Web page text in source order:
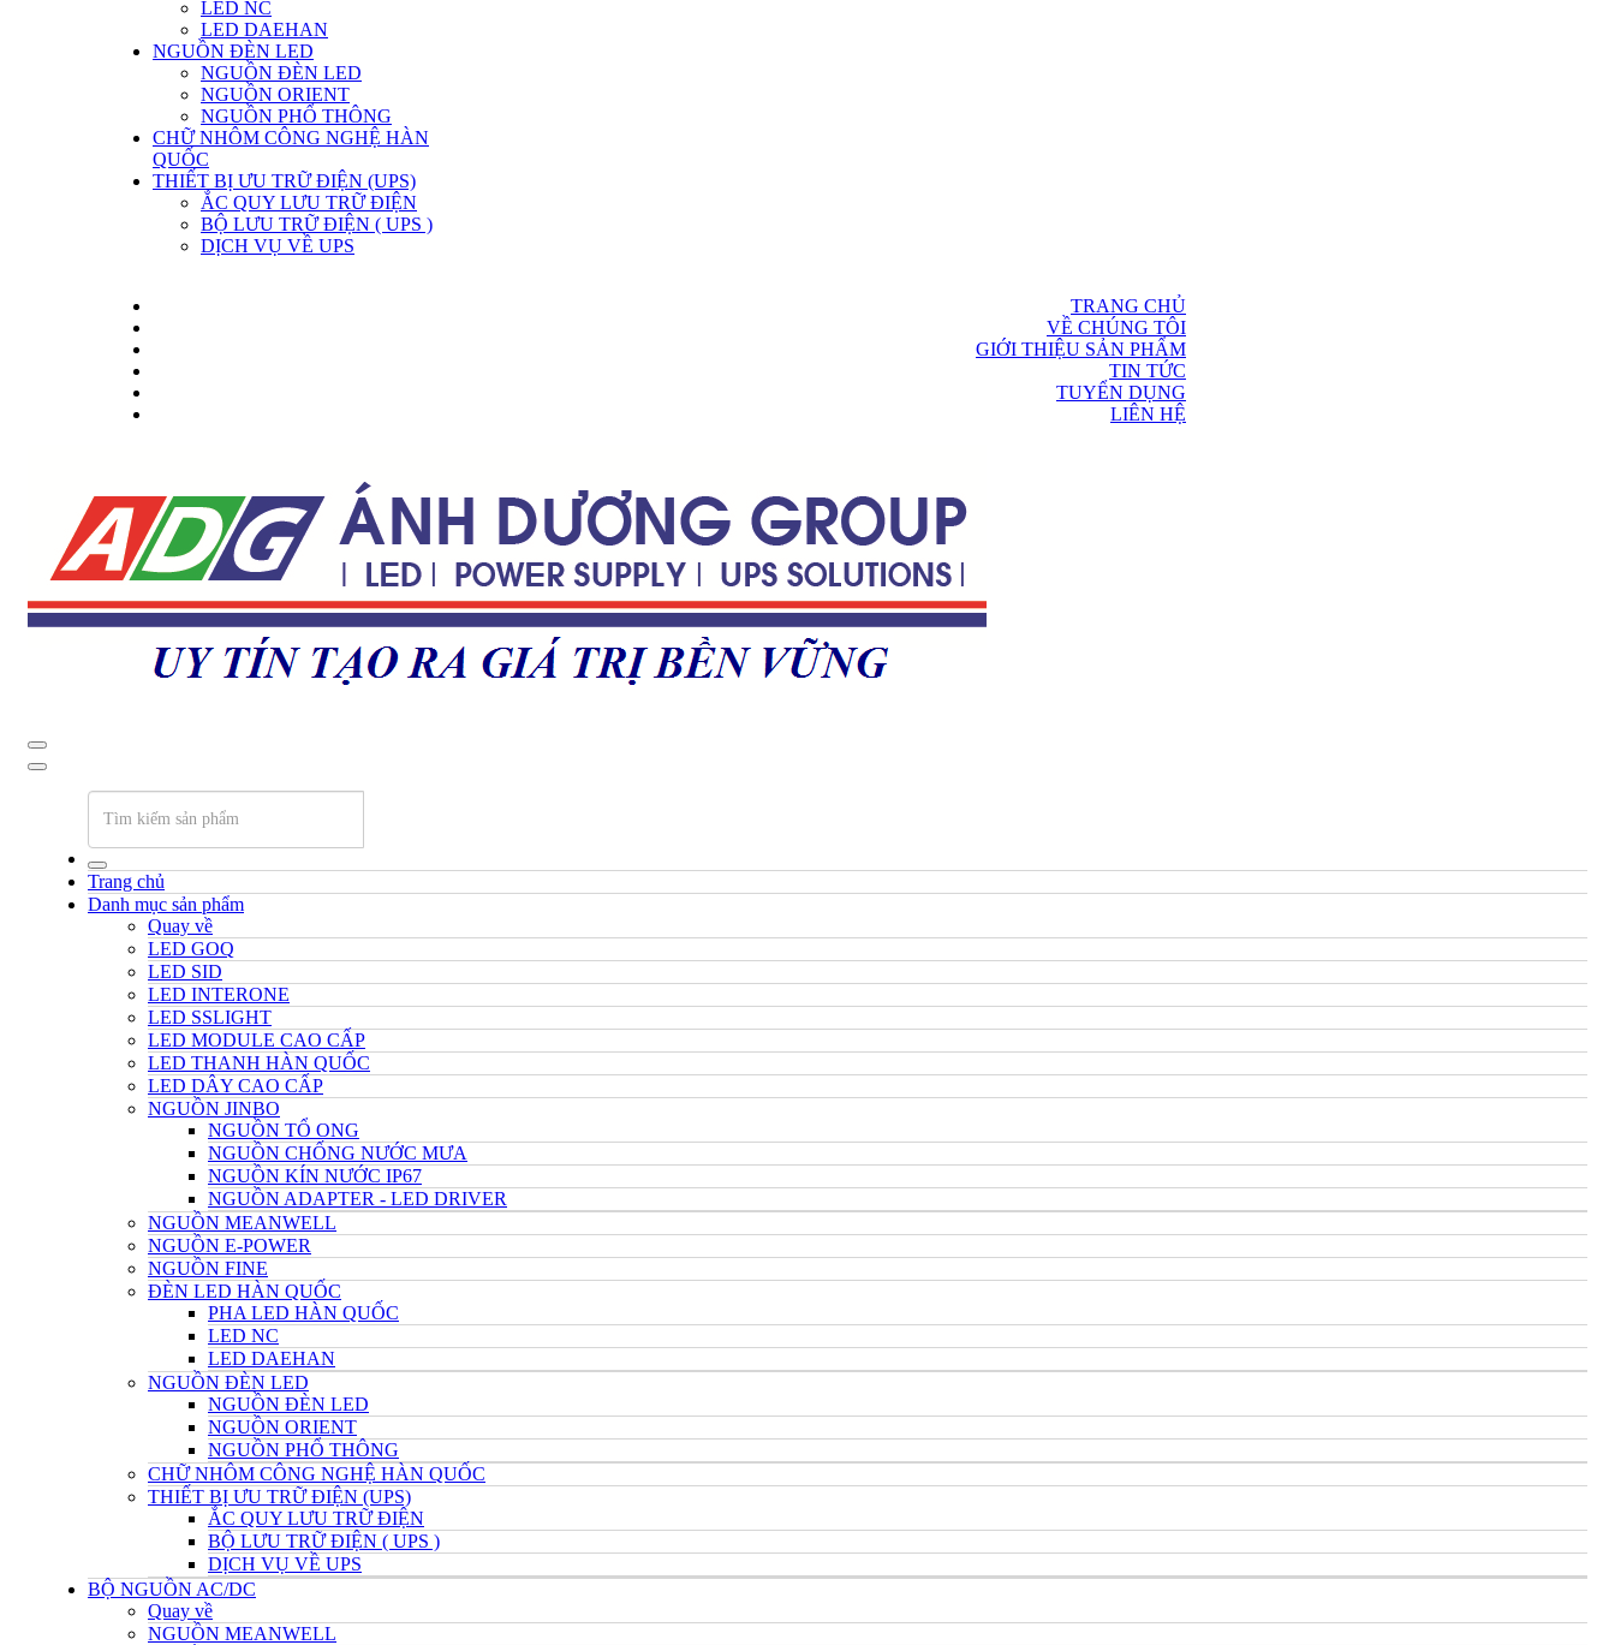
LED NC
LED DAEHAN
NGUỒN ĐÈN LED
NGUỒN ĐÈN LED
NGUỒN ORIENT
NGUỒN PHỔ THÔNG
CHỮ NHÔM CÔNG NGHỆ HÀN
QUỐC
THIẾT BỊ ƯU TRỮ ĐIỆN (UPS)
ẮC QUY LƯU TRỮ ĐIỆN
BỘ LƯU TRỮ ĐIỆN ( UPS )
DỊCH VỤ VỀ UPS
TRANG CHỦ
VỀ CHÚNG TÔI
GIỚI THIỆU SẢN PHẨM
TIN TỨC
TUYỂN DỤNG
LIÊN HỆ
Trang chủ
Danh mục sản phẩm
Quay về
LED GOQ
LED SID
LED INTERONE
LED SSLIGHT
LED MODULE CAO CẤP
LED THANH HÀN QUỐC
LED DÂY CAO CẤP
NGUỒN JINBO
NGUỒN TỔ ONG
NGUỒN CHỐNG NƯỚC MƯA
NGUỒN KÍN NƯỚC IP67
NGUỒN ADAPTER - LED DRIVER
NGUỒN MEANWELL
NGUỒN E-POWER
NGUỒN FINE
ĐÈN LED HÀN QUỐC
PHA LED HÀN QUỐC
LED NC
LED DAEHAN
NGUỒN ĐÈN LED
NGUỒN ĐÈN LED
NGUỒN ORIENT
NGUỒN PHỔ THÔNG
CHỮ NHÔM CÔNG NGHỆ HÀN QUỐC
THIẾT BỊ ƯU TRỮ ĐIỆN (UPS)
ẮC QUY LƯU TRỮ ĐIỆN
BỘ LƯU TRỮ ĐIỆN ( UPS )
DỊCH VỤ VỀ UPS
BỘ NGUỒN AC/DC
Quay về
NGUỒN MEANWELL